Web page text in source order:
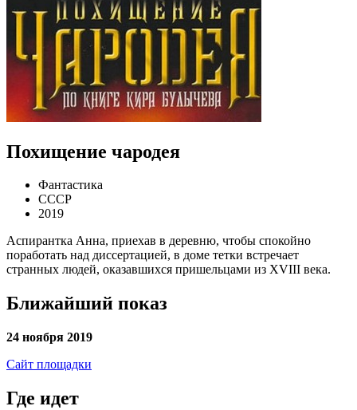
Похищение чародея
Фантастика
СССР
2019
Аспирантка Анна, приехав в деревню, чтобы спокойно
поработать над диссертацией, в доме тетки встречает
странных людей, оказавшихся пришельцами из XVIII века.
Ближайший показ
24 ноября 2019
Сайт площадки
Где идет